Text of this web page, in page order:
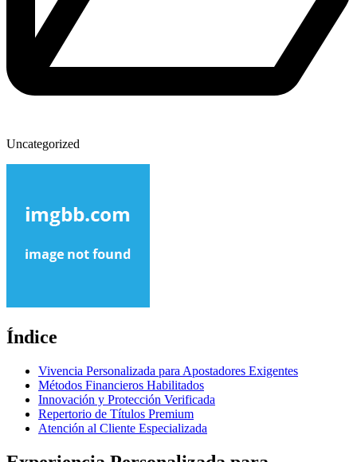
Uncategorized
Índice
Vivencia Personalizada para Apostadores Exigentes
Métodos Financieros Habilitados
Innovación y Protección Verificada
Repertorio de Títulos Premium
Atención al Cliente Especializada